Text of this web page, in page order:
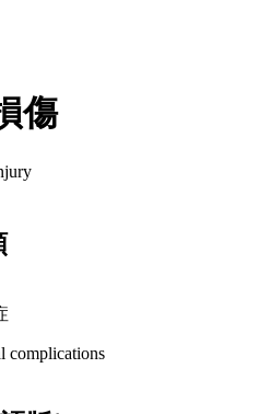
傷
complications